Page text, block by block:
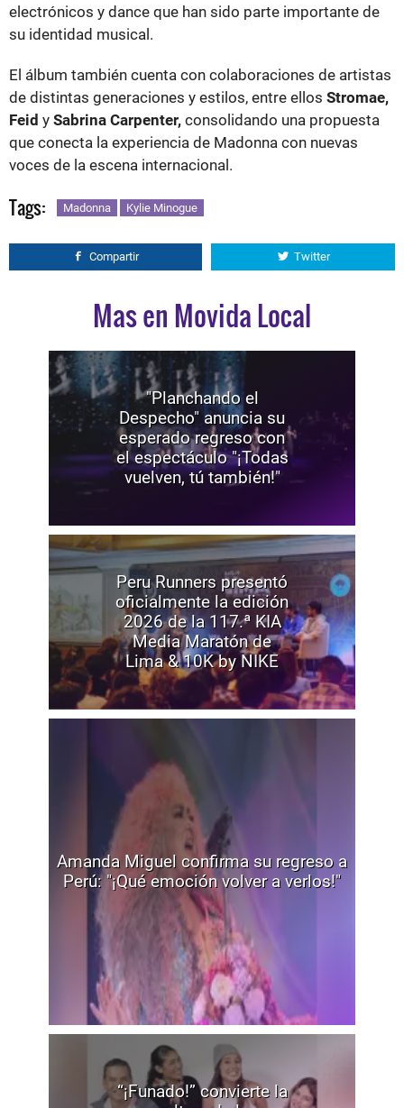
electrónicos y dance que han sido parte importante de
su identidad musical.
El álbum también cuenta con colaboraciones de artistas
de distintas generaciones y estilos, entre ellos Stromae,
Feid y Sabrina Carpenter, consolidando una propuesta
que conecta la experiencia de Madonna con nuevas
voces de la escena internacional.
Tags: Madonna Kylie Minogue
Compartir Twitter
Mas en Movida Local
"Planchando el
Despecho" anuncia su
esperado regreso con
el espectáculo "¡Todas
vuelven, tú también!"
Peru Runners presentó
oficialmente la edición
2026 de la 117.ª KIA
Media Maratón de
Lima & 10K by NIKE
Amanda Miguel confirma su regreso a
Perú: "¡Qué emoción volver a verlos!"
“¡Funado!” convierte la